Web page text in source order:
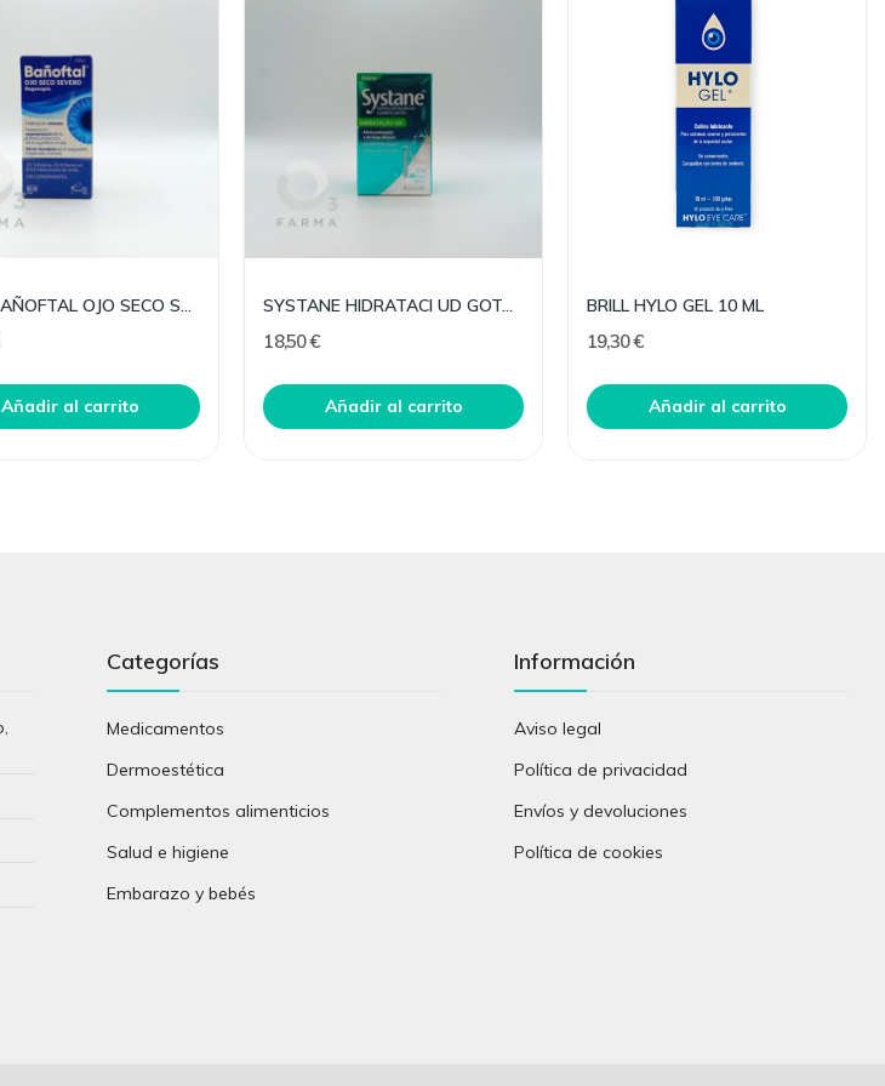
REVA BAÑOFTAL OJO SECO SEVERO
Añadir al carrito
SYSTANE HIDRATACI UD GOTAS OFTAL 30 MONO
18,50 €
Añadir al carrito
BRILL HYLO GEL 10 ML
19,30 €
Añadir al carrito
Categorías
Medicamentos
Dermoestética
Complementos alimenticios
Salud e higiene
Embarazo y bebés
Información
Aviso legal
Política de privacidad
Envíos y devoluciones
Política de cookies